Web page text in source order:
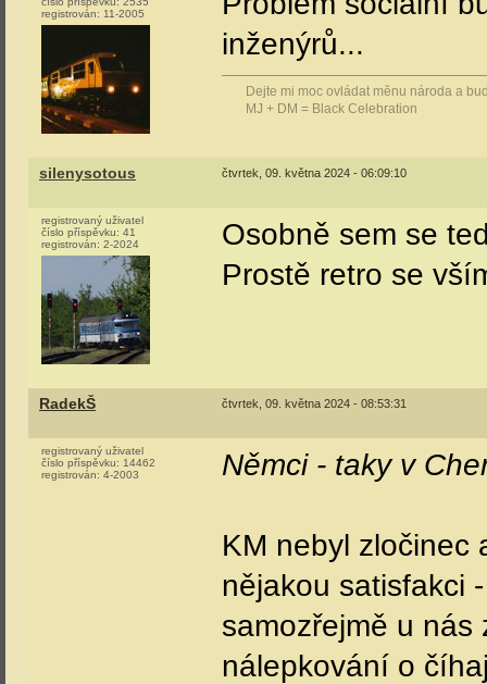
registrován: 11-2005
inženýrů...
Dejte mi moc ovládat měnu národa a
MJ + DM = Black Celebration
silenysotous čtvrtek, 09. května 2024 - 06:09:10
registrovaný uživatel
číslo příspěvku: 41
registrován: 2-2024
Osobně sem se
Prostě retro se
RadekŠ čtvrtek, 09. května 2024 - 08:53:31
registrovaný uživatel
číslo příspěvku: 14462
registrován: 4-2003 Němci - taky v
KM nebyl zločinec
nějakou satisfakci
samozřejmě u
nálepkování o